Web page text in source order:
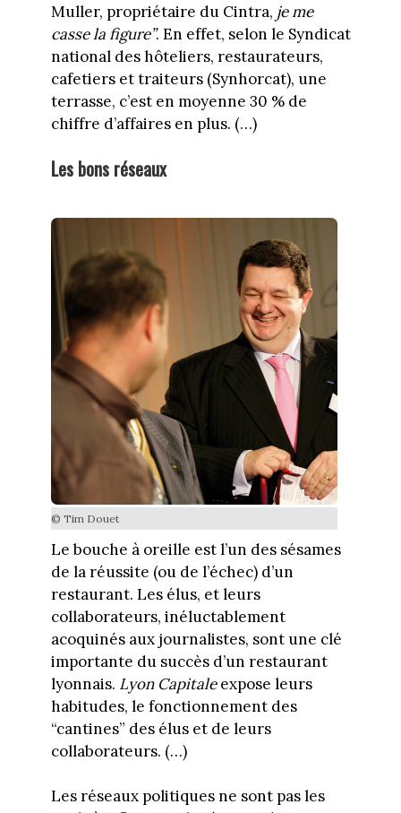
Muller, propriétaire du Cintra, je me
casse la figure”. En effet, selon le Syndicat
national des hôteliers, restaurateurs,
cafetiers et traiteurs (Synhorcat), une
terrasse, c’est en moyenne 30 % de
chiffre d’affaires en plus. (…)
Les bons réseaux
© Tim Douet
Le bouche à oreille est l’un des sésames
de la réussite (ou de l’échec) d’un
restaurant. Les élus, et leurs
collaborateurs, inéluctablement
acoquinés aux journalistes, sont une clé
importante du succès d’un restaurant
lyonnais. Lyon Capitaleexpose leurs
habitudes, le fonctionnement des
“cantines” des élus et de leurs
collaborateurs. (…)
Les réseaux politiques ne sont pas les